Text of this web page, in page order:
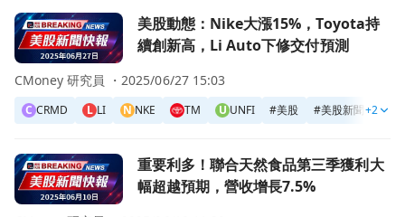
前往美股動態：Nike大漲15%，Toyota持續創新高，Li Auto
美股動態：Nike大漲15%，Toyota持
續創新高，Li Auto下修交付預測
C CRMD L LI N NKE TM U UNFI #美股 #美股新聞快訊
+2
CMoney 研究員 ・2025/06/27 15:03
前往重要利多！聯合天然食品第三季獲利大幅超越預期，營
重要利多！聯合天然食品第三季獲利大
幅超越預期，營收增長7.5%